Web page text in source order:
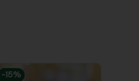
-15%